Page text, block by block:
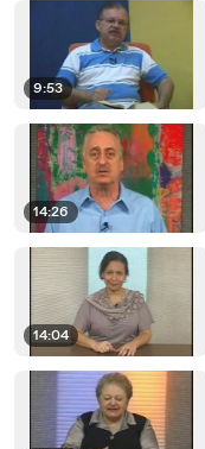
9:53
14:26
14:04